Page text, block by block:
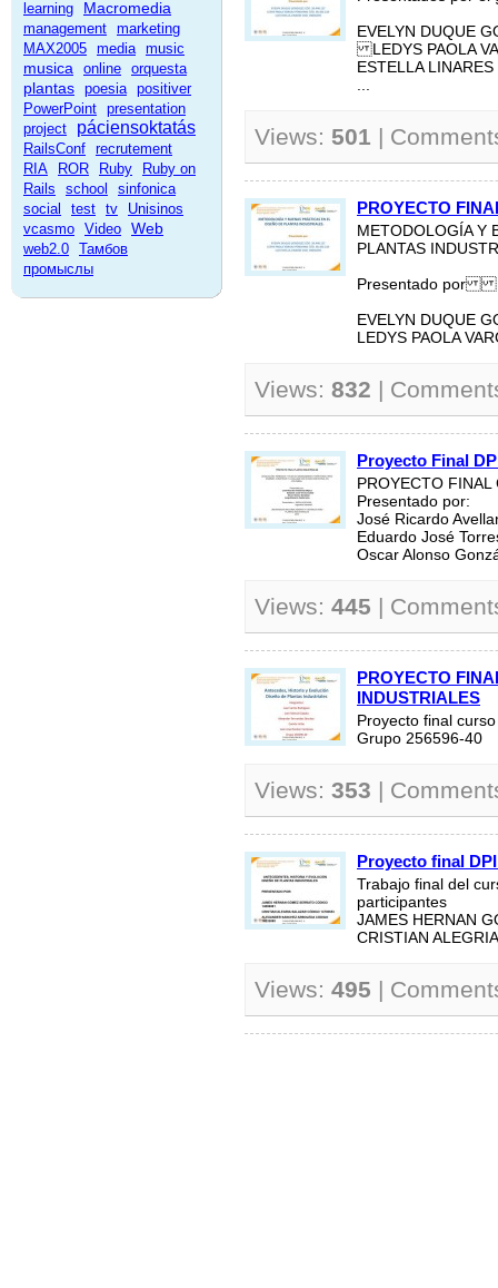
learning
Macromedia
management marketing
MAX2005 media music
musica online orquesta
plantas poesia positiver
PowerPoint presentation
project
páciensoktatás
RailsConf recrutement
RIA
ROR Ruby
Ruby on
Rails
school
sinfonica
social
test tv
Unisinos
vcasmo Video Web
web2.0 Тамбов
промыслы
EVELYN DUQUE
LEDYS PAOLA
ESTELLA
...
Views: 501 |
PROYECTO
METODOLOGÍA Y
PLANTAS
Presentado por
EVELYN DUQUE
LEDYS PAOLA
Views: 832 |
Proyecto Final
PROYECTO
Presentado por:
José Ricardo
Eduardo José
Oscar Alonso
Views: 445 |
PROYECTO
INDUSTRIALES
Proyecto final
Grupo 256596-40
Views: 353 |
Proyecto final
Trabajo final del
participantes
JAMES HERNAN
CRISTIAN
Views: 495 |